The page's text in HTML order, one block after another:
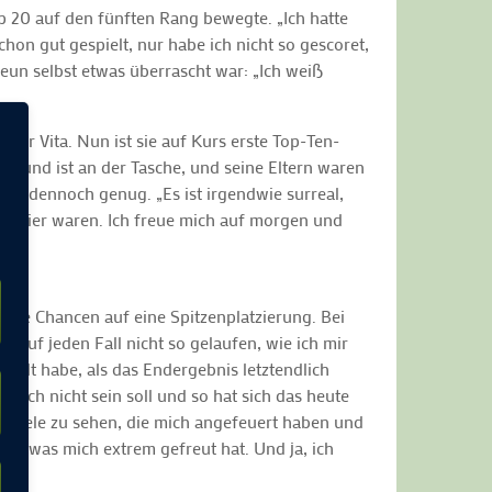
20 auf den fünften Rang bewegte. „Ich hatte
gut gespielt, nur habe ich nicht so gescoret,
selbst etwas überrascht war: „Ich weiß
Vita. Nun ist sie auf Kurs erste Top-Ten-
ist an der Tasche, und seine Eltern waren
dennoch genug. „Es ist irgendwie surreal,
hier waren. Ich freue mich auf morgen und
Chancen auf eine Spitzenplatzierung. Bei
auf jeden Fall nicht so gelaufen, wie ich mir
habe, als das Endergebnis letztendlich
nicht sein soll und so hat sich das heute
zu sehen, die mich angefeuert haben und
was mich extrem gefreut hat. Und ja, ich